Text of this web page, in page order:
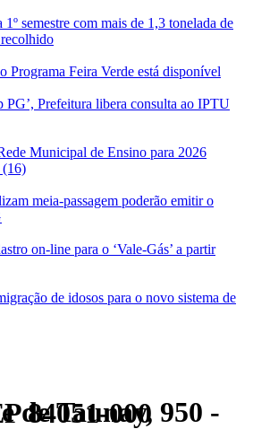
1º semestre com mais de 1,3 tonelada de
Programa Feira Verde está disponível
PG’, Prefeitura libera consulta ao IPTU
Municipal de Ensino para 2026
(16)
meia-passagem poderão emitir o
on-line para o ‘Vale-Gás’ a partir
de idosos para o novo sistema de
- Ronda - CEP 84051-000